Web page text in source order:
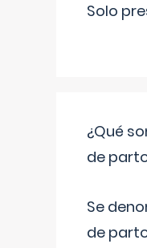
Solo
¿Qué
de
Se
de